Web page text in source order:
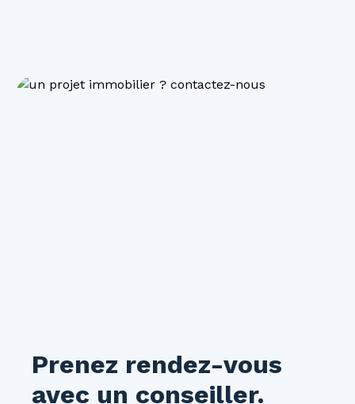
organiser une visite et découvrir votre futur
Prenez rendez-vous
avec un conseiller.